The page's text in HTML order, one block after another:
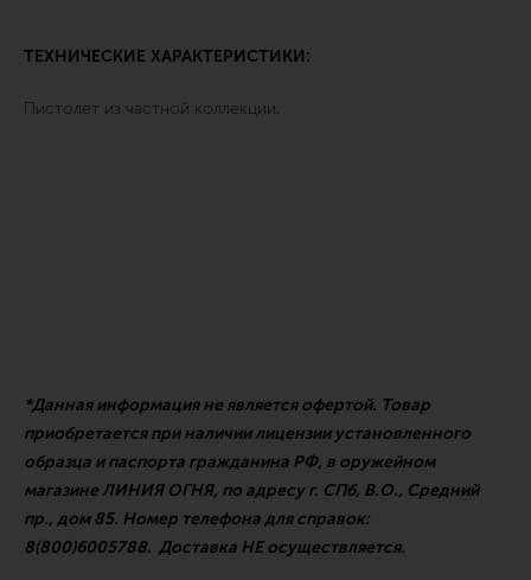
ТЕХНИЧЕСКИЕ ХАРАКТЕРИСТИКИ:
Пистолет из частной коллекции.
*Данная информация не является офертой. Товар
приобретается при наличии лицензии установленного
образца и паспорта гражданина РФ, в оружейном
магазине ЛИНИЯ ОГНЯ, по адресу г. СПб, В.О., Средний
пр., дом 85. Номер телефона для справок:
8(800)6005788. Доставка НЕ осуществляется.